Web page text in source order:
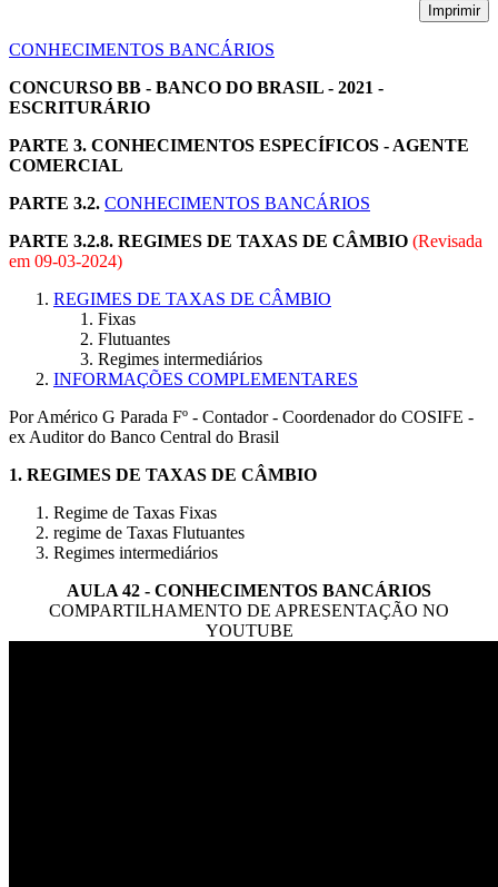
Imprimir
CONHECIMENTOS BANCÁRIOS
CONCURSO BB - BANCO DO BRASIL - 2021 -
ESCRITURÁRIO
PARTE 3. CONHECIMENTOS ESPECÍFICOS - AGENTE
COMERCIAL
PARTE 3.2. CONHECIMENTOS BANCÁRIOS
PARTE 3.2.8. REGIMES DE TAXAS DE CÂMBIO (Revisada
em 09-03-2024)
REGIMES DE TAXAS DE CÂMBIO
Fixas
Flutuantes
Regimes intermediários
INFORMAÇÕES COMPLEMENTARES
Por Américo G Parada Fº - Contador - Coordenador do COSIFE -
ex Auditor do Banco Central do Brasil
1. REGIMES DE TAXAS DE CÂMBIO
Regime de Taxas Fixas
regime de Taxas Flutuantes
Regimes intermediários
AULA 42 - CONHECIMENTOS BANCÁRIOS
COMPARTILHAMENTO DE APRESENTAÇÃO NO
YOUTUBE